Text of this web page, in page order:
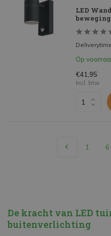
LED
Op
€41,95
Incl. btw
1 6
De kracht van LED
buitenverlichting